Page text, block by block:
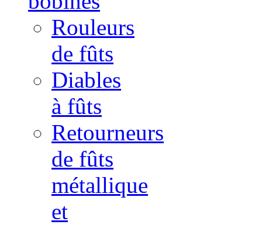
Rouleurs
de fûts
Diables
à fûts
Retourneurs
de fûts
métallique
et